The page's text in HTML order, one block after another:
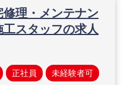
修理・メンテナン
スタッフの求人
正社員 未経験者可